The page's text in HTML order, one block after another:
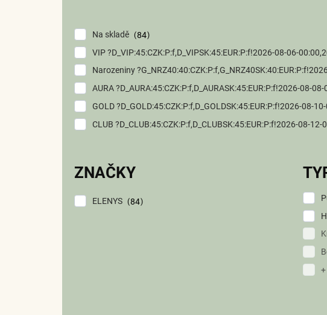
Na skladě
84
VIP ?D_VIP:45:CZK:P:f,D_VIPSK:45:EUR:P:f!2026-08-06-
Narozeniny
AURA ?D_AURA:45:CZK:P:f,D_AURASK:45:EUR:P:f!2026-08-
GOLD ?D_GOLD:45:CZK:P:f,D_GOLDSK:45:EUR:P:f!2026-
CLUB ?D_CLUB:45:CZK:P:f,D_CLUBSK:45:EUR:P:f!2026-08-
ZNAČKY
ELENYS 84